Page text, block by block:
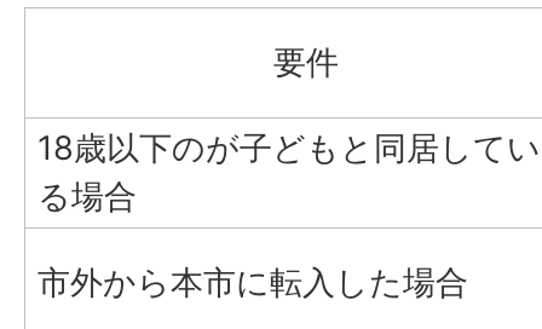
要件
18歳以下のが子どもと同居してい
る場合
市外から本市に転入した場合